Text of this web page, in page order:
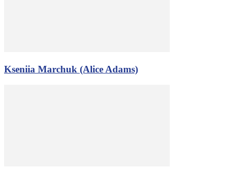
Kseniia Marchuk (Alice Adams)